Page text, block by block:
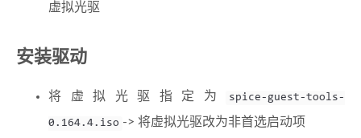
虚拟光驱
安装驱动
将虚拟光驱指定为 spice-guest-tools-
0.164.4.iso -> 将虚拟光驱改为非首选启动项